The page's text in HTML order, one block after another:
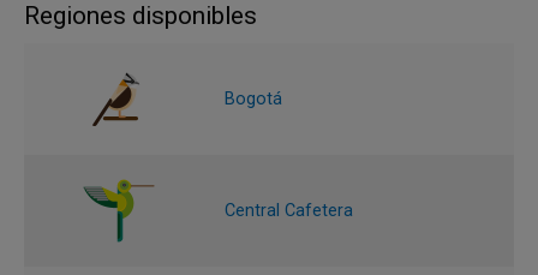
Regiones disponibles
Bogotá
Central Cafetera